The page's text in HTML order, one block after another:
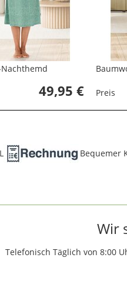
49,95 € Preis
Bequemer
Wir
Telefonisch Täglich von 8:00